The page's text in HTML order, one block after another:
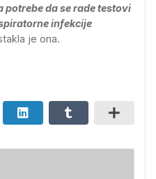
potrebe da se rade testovi
infekcije
je ona.